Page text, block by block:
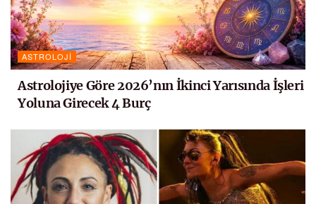
ASTROLOJI
Astrolojiye Göre 2026’nın İkinci Yarısında İşleri
Yoluna Girecek 4 Burç